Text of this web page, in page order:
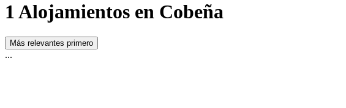
1 Alojamientos en Cobeña
Más relevantes primero
...